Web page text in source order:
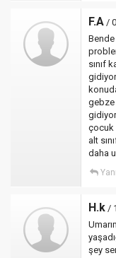
F.A /
Bende
sınıf
gebze
çocuk
alt
daha
H.k /
şey